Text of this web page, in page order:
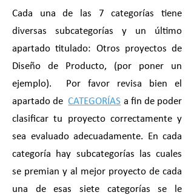
Cada una de las 7 categorías tiene
diversas subcategorías y un último
apartado titulado: Otros proyectos de
Diseño de Producto, (por poner un
ejemplo). Por favor revisa bien el
apartado deCATEGORÍAS a fin de poder
clasificar tu proyecto correctamente y
sea evaluado adecuadamente. En cada
categoría hay subcategorías las cuales
se premian y al mejor proyecto de cada
una de esas siete categorías se le